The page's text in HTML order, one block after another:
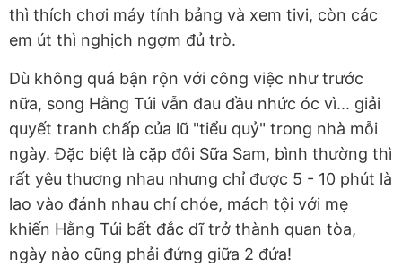
thì thích chơi máy tính bảng và xem tivi, còn các
em út thì nghịch ngợm đủ trò.
Dù không quá bận rộn với công việc như trước
nữa, song Hằng Túi vẫn đau đầu nhức óc vì... giải
quyết tranh chấp của lũ "tiểu quỷ" trong nhà mỗi
ngày. Đặc biệt là cặp đôi Sữa Sam, bình thường thì
rất yêu thương nhau nhưng chỉ được 5 - 10 phút là
lao vào đánh nhau chí chóe, mách tội với mẹ
khiến Hằng Túi bất đắc dĩ trở thành quan tòa,
ngày nào cũng phải đứng giữa 2 đứa!